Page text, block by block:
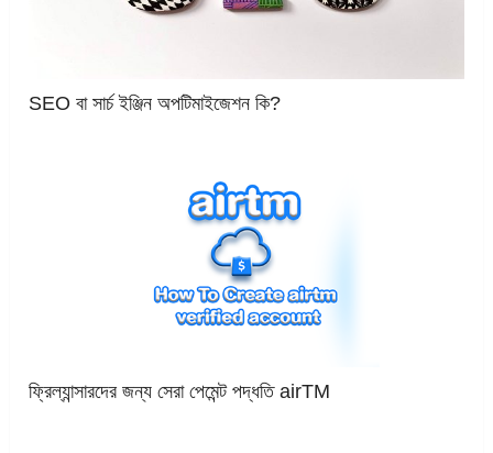
SEO বা সার্চ ইঞ্জিন অপটিমাইজেশন কি?
ফ্রিল্যান্সারদের জন্য সেরা পেমেন্ট পদ্ধতি airTM